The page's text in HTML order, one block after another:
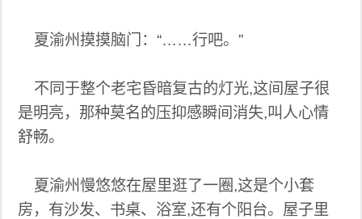
夏渝州摸摸脑门：“……行吧。”
不同于整个老宅昏暗复古的灯光,这间屋子很
是明亮，那种莫名的压抑感瞬间消失,叫人心情
舒畅。
夏渝州慢悠悠在屋里逛了一圈,这是个小套
房，有沙发、书桌、浴室,还有个阳台。屋子里